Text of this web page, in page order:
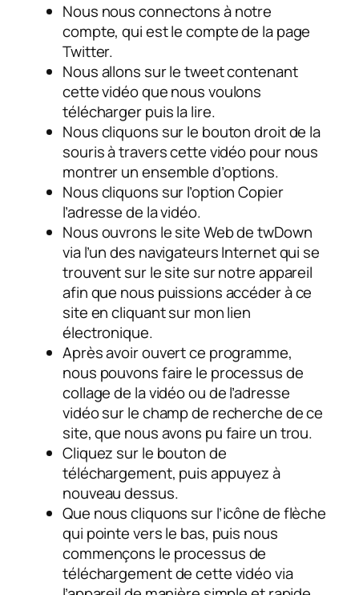
Nous nous connectons à notre
compte, qui est le compte de la page
Twitter.
Nous allons sur le tweet contenant
cette vidéo que nous voulons
télécharger puis la lire.
Nous cliquons sur le bouton droit de la
souris à travers cette vidéo pour nous
montrer un ensemble d’options.
Nous cliquons sur l’option Copier
l’adresse de la vidéo.
Nous ouvrons le site Web de twDown
via l’un des navigateurs Internet qui se
trouvent sur le site sur notre appareil
afin que nous puissions accéder à ce
site en cliquant sur mon lien
électronique.
Après avoir ouvert ce programme,
nous pouvons faire le processus de
collage de la vidéo ou de l’adresse
vidéo sur le champ de recherche de ce
site, que nous avons pu faire un trou.
Cliquez sur le bouton de
téléchargement, puis appuyez à
nouveau dessus.
Que nous cliquons sur l’icône de flèche
qui pointe vers le bas, puis nous
commençons le processus de
téléchargement de cette vidéo via